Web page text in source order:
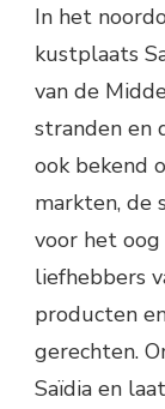
In het
kustplaats
van de
stranden en
ook bekend
markten, de
voor het oog
liefhebbers
producten
gerechten.
Saïdia en